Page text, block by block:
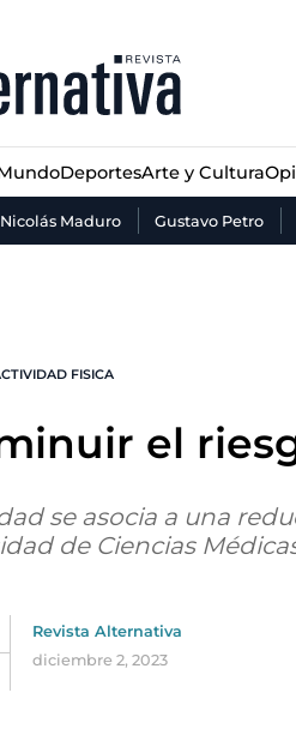
DeportesArte y Cultura
Nicolás Maduro Gustavo Petro
Deportes Arte y Cultura
FISICA
el
se asocia a una
de Ciencias
Revista Alternativa
diciembre 2, 2023